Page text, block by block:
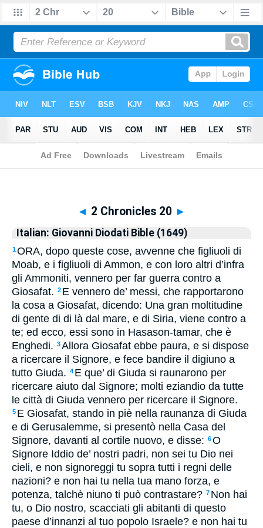
Biblia Italian: Giovanni Diodati Bible (1649)> 2 Chronicles 20
◄ 2 Chronicles 20 ►
Italian: Giovanni Diodati Bible (1649)
1ORA, dopo queste cose, avvenne che figliuoli di
Moab, e i figliuoli di Ammon, e con loro altri d’infra
gli Ammoniti, vennero per far guerra contro a
Giosafat. 2 E vennero de’ messi, che rapportarono
la cosa a Giosafat, dicendo: Una gran moltitudine
di gente di di là dal mare, e di Siria, viene contro a
te; ed ecco, essi sono in Hasason-tamar, che è
Enghedi. 3Allora Giosafat ebbe paura, e si dispose
a ricercare il Signore, e fece bandire il digiuno a
tutto Giuda. 4 E que’ di Giuda si raunarono per
ricercare aiuto dal Signore; molti eziandio da tutte
le città di Giuda vennero per ricercare il Signore.
5 E Giosafat, stando in piè nella raunanza di Giuda
e di Gerusalemme, si presentò nella Casa del
Signore, davanti al cortile nuovo, e disse: 6O
Signore Iddio de’ nostri padri, non sei tu Dio nei
cieli, e non signoreggi tu sopra tutti i regni delle
nazioni? e non hai tu nella tua mano forza, e
potenza, talchè niuno ti può contrastare? 7 Non hai
tu, o Dio nostro, scacciati gli abitanti di questo
paese d’innanzi al tuo popolo Israele? e non hai tu